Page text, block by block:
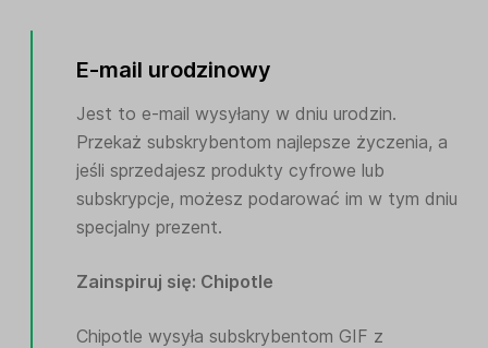
E-mail urodzinowy
Jest to e-mail wysyłany w dniu urodzin.
Przekaż subskrybentom najlepsze życzenia, a
jeśli sprzedajesz produkty cyfrowe lub
subskrypcje, możesz podarować im w tym dniu
specjalny prezent.
Zainspiruj się: Chipotle
Chipotle wysyła subskrybentom GIF z